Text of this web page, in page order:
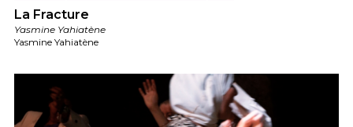
La Fracture
Yasmine Yahiatène
Yasmine Yahiatène